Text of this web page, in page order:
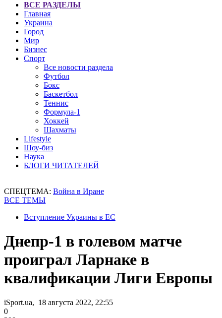
ВСЕ РАЗДЕЛЫ
Главная
Украина
Город
Мир
Бизнес
Спорт
Все новости раздела
Футбол
Бокс
Баскетбол
Теннис
Формула-1
Хоккей
Шахматы
Lifestyle
Шоу-биз
Наука
БЛОГИ ЧИТАТЕЛЕЙ
СПЕЦТЕМА: Война в Иране
ВСЕ ТЕМЫ
Вступление Украины в ЕС
Днепр-1 в голевом матче
проиграл Ларнаке в
квалификации Лиги Европы
iSport.ua, 18 августа 2022, 22:55
0